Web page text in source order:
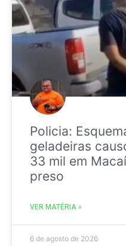
Policia:
geladeiras
33 mil em
preso
VER MATÉRIA »
6 de agosto de 2026